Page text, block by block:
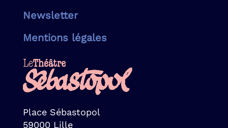
Newsletter
Mentions légales
Place Sébastopol
59000 Lille